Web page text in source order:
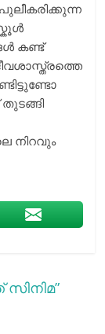
കണ്ട്
നിറവും